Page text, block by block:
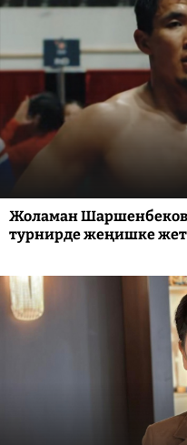
Жоламан
турнирде жеңишке